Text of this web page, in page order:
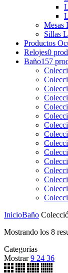
Mesas
Sillas
Productos
Relojes0
Baño157
InicioBaño
Mostrando los 8
Categorías
Mostrar 9 24 36